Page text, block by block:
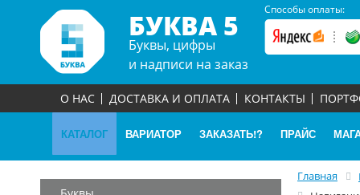
БУКВА 5
Буквы, цифры
и надписи на заказ
Способы оплаты:
О НАС ДОСТАВКА И ОПЛАТА КОНТАКТЫ
КАТАЛОГ ВАРИАТОР ЗАКАЗАТЬ!? ПРАЙС
Главная